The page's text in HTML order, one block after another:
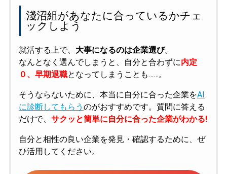
淺沼組があなたに合っているかチェ
ックしよう
就活する上で、 大事になるのは企業選び。
なんとなく選んでしまうと、自分と合わずに内定
０、早期退職となってしまうことも……。
そうならないために、本当に自分に合った企業をAI
に診断してもらう のがおすすめです。質問に答える
だけで、 サクッと簡単に自分に合った企業がわかる!
自分と相性の良い企業を発見・確認するために、ぜ
ひ活用してください。